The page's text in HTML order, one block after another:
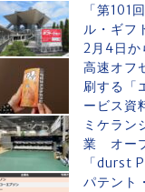
「第101
ル・ギ
2月4日か
高速オフ
刷する「
ービス資
ミケラン
業 オー
「durst
パテント